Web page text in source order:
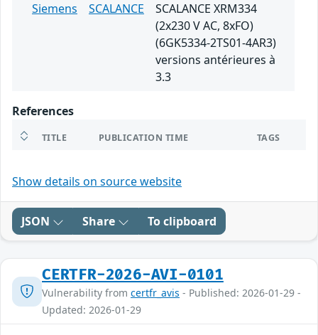
Siemens
SCALANCE
SCALANCE XRM334
(2x230 V AC, 8xFO)
(6GK5334-2TS01-4AR3)
versions antérieures à
3.3
References
TITLE PUBLICATION TIME TAGS
Show details on source website
JSON Share To clipboard
CERTFR-2026-AVI-0101
Vulnerability from certfr_avis - Published: 2026-01-29 -
Updated: 2026-01-29